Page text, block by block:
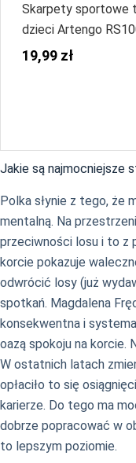
Skarpety sportowe
dzieci Artengo
3 pary
19,99 zł
Jakie są najmocniejsze
Polka słynie z tego, że
mentalną. Na
przeciwności losu i to z
korcie pokazuje
odwrócić losy (już
spotkań. Magdalena
konsekwentna i
oazą spokoju na korcie.
W ostatnich latach
opłaciło to się
karierze. Do tego ma
dobrze popracować w
to lepszym poziomie.